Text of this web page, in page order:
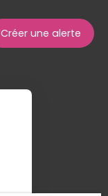
Créer une alerte